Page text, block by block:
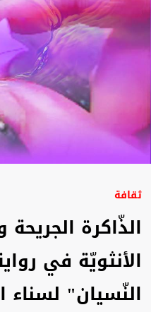
ثقافة
الذّاكرة
الأنثويّة في
النّسيان" لسناء